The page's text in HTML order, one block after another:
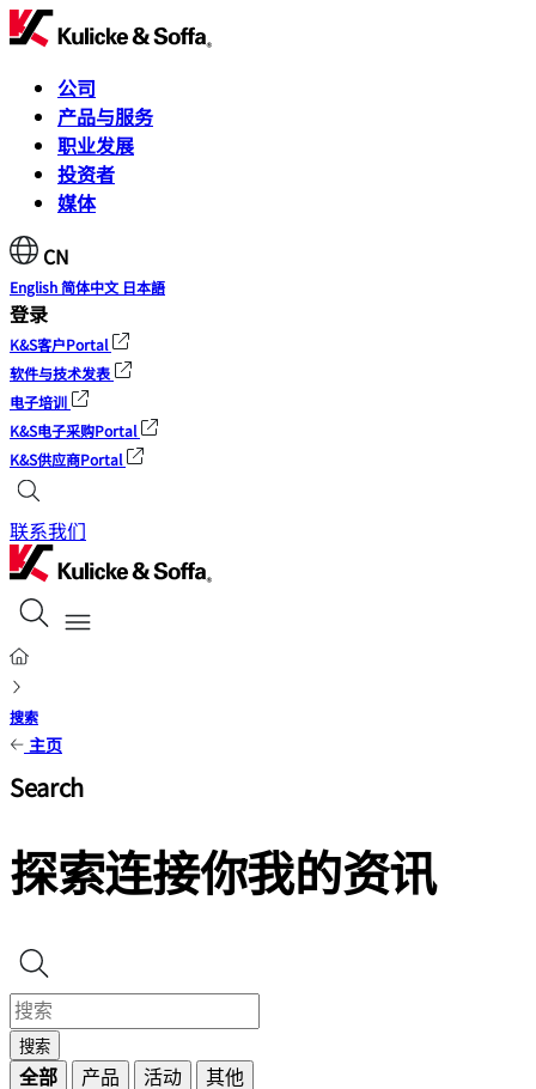
公司
产品与服务
职业发展
投资者
媒体
CN
English简体中文 日本語
登录
K&S客户Portal
软件与技术发表
电子培训
K&S电子采购Portal
K&S供应商Portal
联系我们
搜索
主页
Search
探索连接你我的资讯
搜索
全部 产品 活动 其他